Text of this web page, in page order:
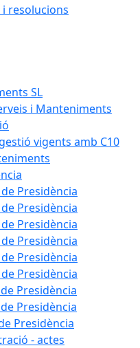
resolucions
SL
i Manteniments
vigents amb C10
Presidència
Presidència
Presidència
Presidència
Presidència
Presidència
Presidència
Presidència
Presidència
- actes